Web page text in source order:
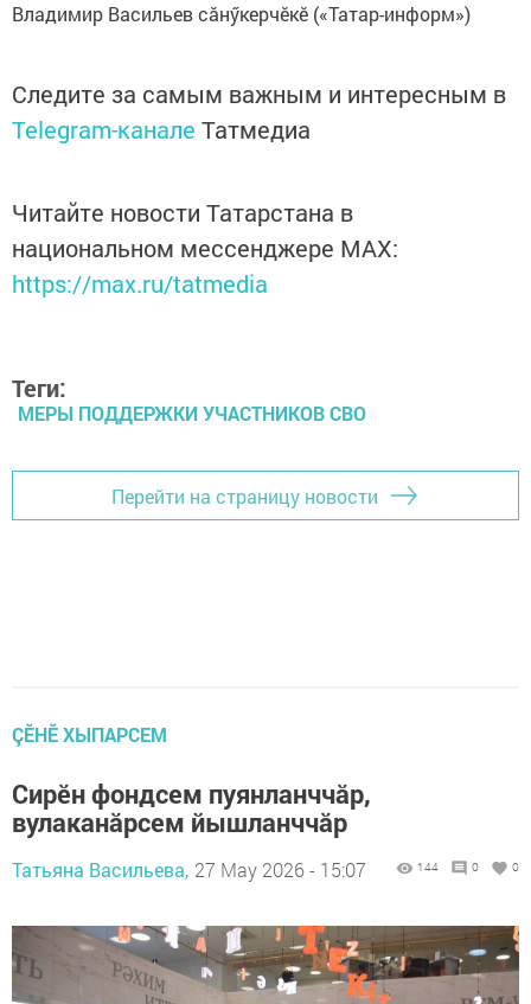
Владимир Васильев сăнӳкерчӗкӗ («Татар-информ»)
Следите за самым важным и интересным в
Telegram-канале Татмедиа
Читайте новости Татарстана в
национальном мессенджере MАХ:
https://max.ru/tatmedia
Теги:
МЕРЫ ПОДДЕРЖКИ УЧАСТНИКОВ СВО
Перейти на страницу новости
ÇӖНӖ ХЫПАРСЕМ
Сирӗн фондсем пуянланччăр,
вулаканăрсем йышланччăр
Татьяна Васильева, 27 May 2026 - 15:07 144 0 0